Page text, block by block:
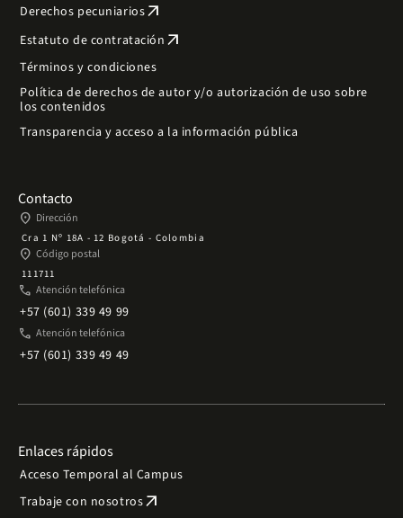
Derechos pecuniariosarrow_outward
Estatuto de contratación arrow_outward
Términos y condiciones
Política de derechos de autor y/o autorización de uso sobre
los contenidos
Transparencia y acceso a la información pública
Contacto
place Dirección
Cra 1 Nº 18A - 12 Bogotá - Colombia
place Código postal
111711
phone Atención telefónica
+57 (601) 339 49 99
phone Atención telefónica
+57 (601) 339 49 49
Enlaces rápidos
Acceso Temporal al Campus
Trabaje con nosotrosarrow_outward